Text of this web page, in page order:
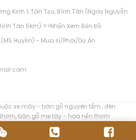
Kinh 1, Tân Tạo, Bình Tân (Ngay Nguyễn
Tân 5km) =>Nhấn Xem Bản Đồ
(MS Huyền) - Mua sỉ/Phôi/Dự Án
xe máy- bàn gỗ nguyên tấm ,đèn
, bàn gỗ me tây- hoa nến thơm